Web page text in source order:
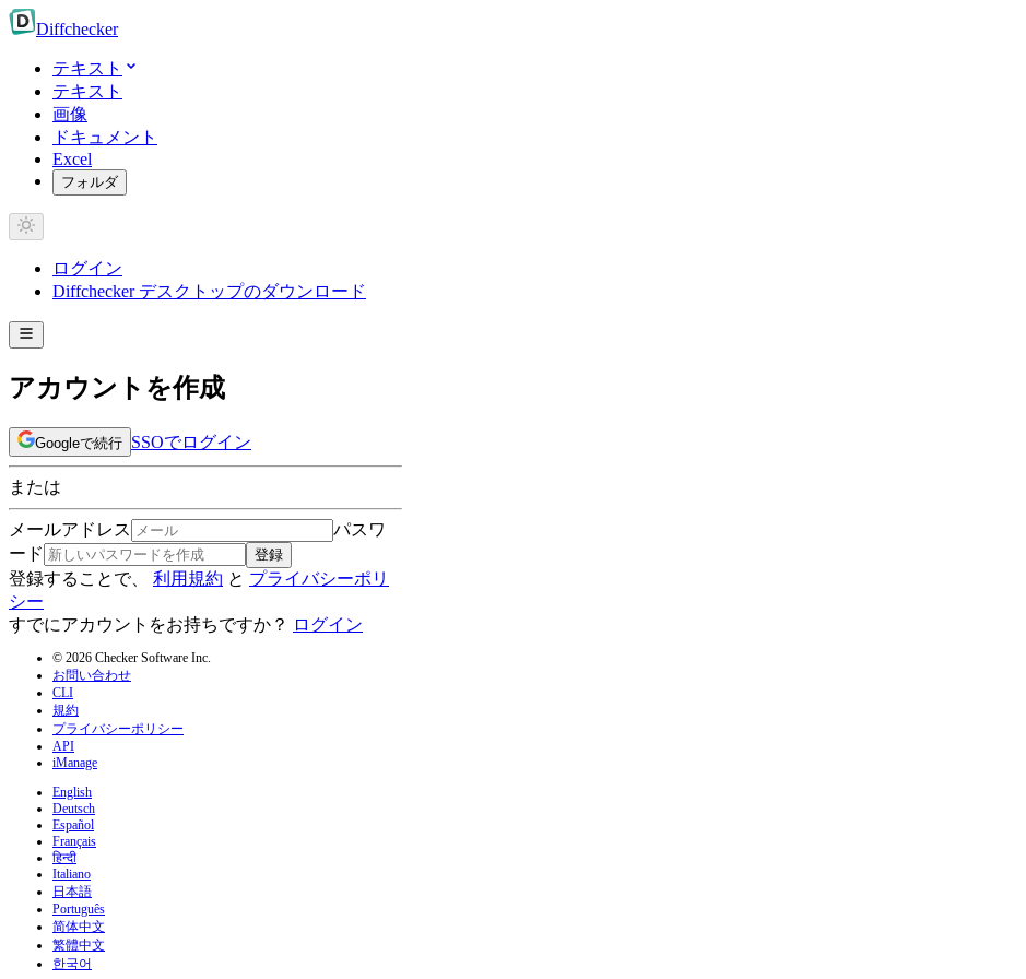
Diffchecker
テキスト
テキスト
画像
ドキュメント
Excel
フォルダ
ログイン
Diffchecker デスクトップのダウンロード
アカウントを作成
Googleで続行 SSOでログイン
または
メールアドレス
パスワ
ード
登録
登録することで、 利用規約 と プライバシーポリ
シー
すでにアカウントをお持ちですか？
ログイン
© 2026 Checker Software Inc.
お問い合わせ
CLI
規約
プライバシーポリシー
API
iManage
English
Deutsch
Español
Français
हिन्दी
Italiano
日本語
Português
简体中文
繁體中文
한국어